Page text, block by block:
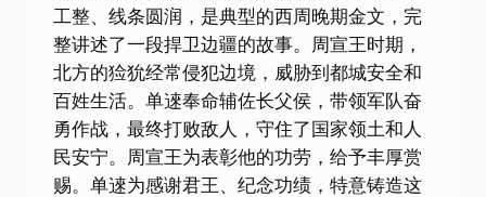
工整、线条圆润，是典型的西周晚期金文，完
整讲述了一段捍卫边疆的故事。周宣王时期，
北方的猃狁经常侵犯边境，威胁到都城安全和
百姓生活。单逨奉命辅佐长父侯，带领军队奋
勇作战，最终打败敌人，守住了国家领土和人
民安宁。周宣王为表彰他的功劳，给予丰厚赏
赐。单逨为感谢君王、纪念功绩，特意铸造这